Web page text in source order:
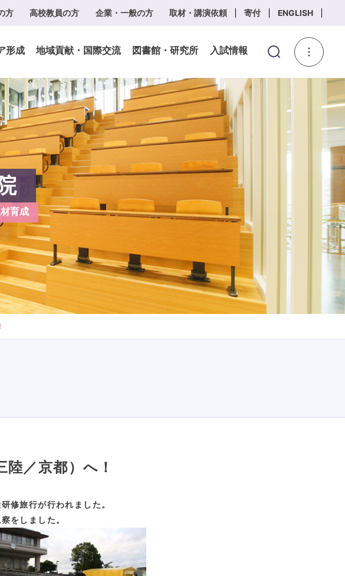
方 高校教員の方 企業・一般の方 取材・講演依頼 寄付 ENGLISH
形成 地域貢献・国際交流 図書館・研究所 入試情報
育成
／京都）へ！
修旅行が行われました。
をしました。